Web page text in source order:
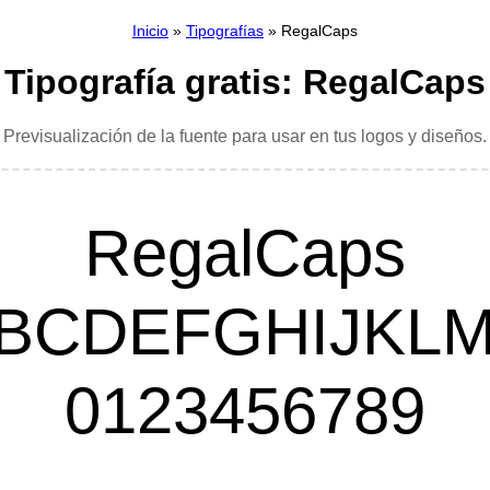
Inicio » Tipografías » RegalCaps
Tipografía gratis: RegalCaps
Previsualización de la fuente para usar en tus logos y diseños.
RegalCaps
0123456789